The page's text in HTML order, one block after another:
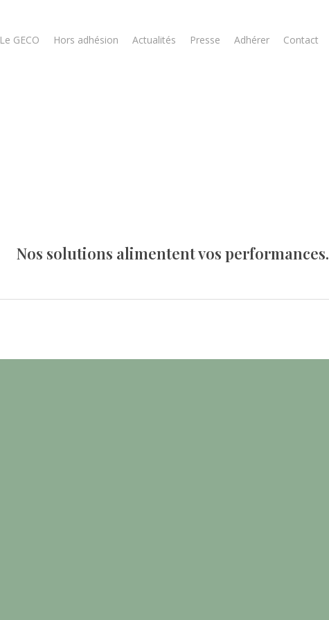
Le GECO Hors adhésion Actualités Presse Adhérer Contact
Nos solutions alimentent vos performances.